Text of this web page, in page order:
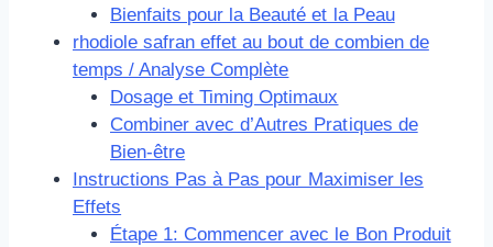
Bienfaits pour la Beauté et la Peau
rhodiole safran effet au bout de combien de
temps / Analyse Complète
Dosage et Timing Optimaux
Combiner avec d’Autres Pratiques de
Bien-être
Instructions Pas à Pas pour Maximiser les
Effets
Étape 1: Commencer avec le Bon Produit